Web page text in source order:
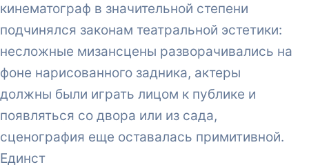
кинематограф в значительной степени
подчинялся законам театральной эстетики:
несложные мизансцены разворачивались на
фоне нарисованного задника, актеры
должны были играть лицом к публике и
появляться со двора или из сада,
сценография еще оставалась примитивной.
Единст